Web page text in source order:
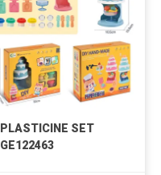
PLASTICINE SET
GE122463